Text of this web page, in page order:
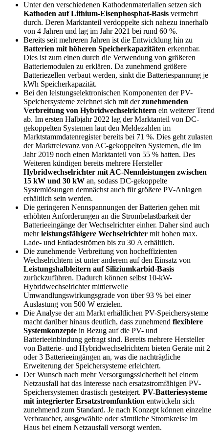
Unter den verschiedenen Kathodenmaterialien setzen sich
Kathoden auf Lithium-Eisenphosphat-Basis vermehrt
durch. Deren Marktanteil verdoppelte sich nahezu innerhalb
von 4 Jahren und lag im Jahr 2021 bei rund 60 %.
Bereits seit mehreren Jahren ist die Entwicklung hin zu
Batterien mit höheren Speicherkapazitäten erkennbar.
Dies ist zum einen durch die Verwendung von größeren
Batteriemodulen zu erklären. Da zunehmend größere
Batteriezellen verbaut werden, sinkt die Batteriespannung je
kWh Speicher­kapazität.
Bei den leistungselektronischen Komponenten der PV-
Speichersysteme zeichnet sich mit derzunehmenden
Verbreitung von Hybridwechselrichtern ein weiterer Trend
ab. Im ersten Halbjahr 2022 lag der Marktanteil von DC-
gekoppelten Systemen laut den Meldezahlen im
Marktstammdatenregister bereits bei 71 %. Dies geht zulasten
der Marktrelevanz von AC-gekoppelten Systemen, die im
Jahr 2019 noch einen Marktanteil von 55 % hatten. Des
Weiteren kündigen bereits mehrere Hersteller
Hybridwechselrichter mit AC-Nennleistungen zwischen
15 kW und 30 kW an, sodass DC-gekoppelte
Systemlösungen demnächst auch für größere PV-Anlagen
erhältlich sein werden.
Die geringeren Nennspannungen der Batterien gehen mit
erhöhten Anforderungen an die Strombelastbarkeit der
Batterieeingänge der Wechselrichter einher. Daher sind auch
mehrleistungsfähigere Wechselrichter mit hohen max.
Lade- und Entladeströmen bis zu 30 A erhältlich.
Die zunehmende Verbreitung von hocheffizienten
Wechselrichtern ist unter anderem auf den Einsatz von
Leistungshalbleitern auf Siliziumkarbid-Basis
zurückzuführen. Dadurch können selbst 10-kW-
Hybridwechselrichter mittlerweile
Umwandlungswirkungsgrade von über 93 % bei einer
Auslastung von 500 W erzielen.
Die Analyse der am Markt erhältlichen PV-Speichersysteme
macht darüber hinaus deutlich, dass zunehmend flexiblere
Systemkonzepte in Bezug auf die PV- und
Batterieeinbindung gefragt sind. Bereits mehrere Hersteller
von Batterie- und Hybridwechselrichtern bieten Geräte mit 2
oder 3 Batterieeingängen an, was die nachträgliche
Erweiterung der Speichersysteme erleichtert.
Der Wunsch nach mehr Versorgungssicherheit bei einem
Netzausfall hat das Interesse nach ersatzstromfähigen PV-
Speichersystemen drastisch gesteigert. PV-Batteriesysteme
mit integrierter Ersatzstromfunktion entwickeln sich
zunehmend zum Standard. Je nach Konzept können einzelne
Verbraucher, ausgewählte oder sämtliche Stromkreise im
Haus bei einem Netzausfall versorgt werden.